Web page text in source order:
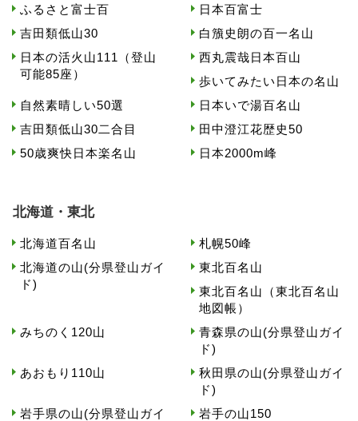
ふるさと富士百
日本百富士
吉田類低山30
白籏史朗の百一名山
日本の活火山111（登山
可能85座）
西丸震哉日本百山
歩いてみたい日本の名山
自然素晴しい50選
日本いで湯百名山
吉田類低山30二合目
田中澄江花歴史50
50歳爽快日本楽名山
日本2000m峰
北海道・東北
北海道百名山
札幌50峰
北海道の山(分県登山ガイ
ド)
東北百名山
東北百名山（東北百名山
地図帳）
みちのく120山
青森県の山(分県登山ガイ
ド)
あおもり110山
秋田県の山(分県登山ガイ
ド)
岩手県の山(分県登山ガイ
岩手の山150